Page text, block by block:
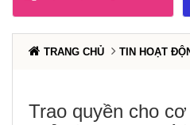
TRANG CHỦ TIN HOẠT
Trao quyền cho